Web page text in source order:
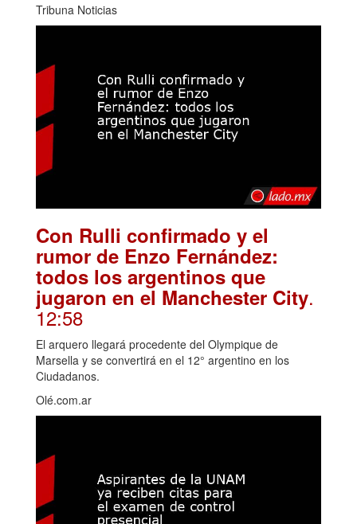
Tribuna Noticias
Con Rulli confirmado y el
rumor de Enzo Fernández:
todos los argentinos que
jugaron en el Manchester City.
12:58
El arquero llegará procedente del Olympique de
Marsella y se convertirá en el 12° argentino en los
Ciudadanos.
Olé.com.ar